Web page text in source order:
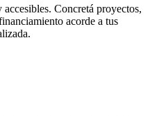
Concretá proyectos,
acorde a tus